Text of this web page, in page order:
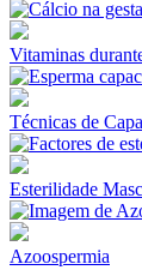
Vitaminas
Técnicas de
Esterilidade
Azoospermia